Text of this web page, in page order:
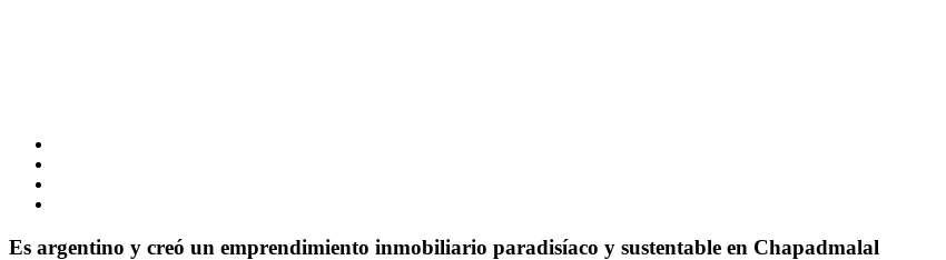
Es argentino y creó un emprendimiento inmobiliario paradisíaco y sustentable en Chapadmalal